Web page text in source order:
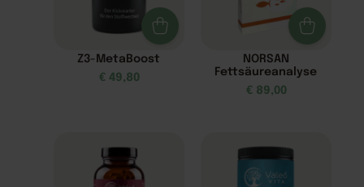
Z3-MetaBoost
€ 49,80
NORSAN
Fettsäureanalyse
€ 89,00